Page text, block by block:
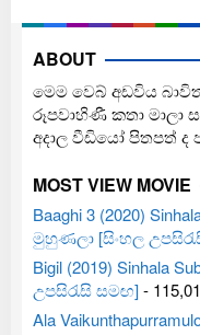
ABOUT
මෙම වෙබ් අඩවිය
රූපවාහිණී කතා මාලා
අදාල වීඩියෝ පිතපත් ද
MOST VIEW MOVIE
Baaghi 3 (2020)
මුහුණලා [සිංහල
Bigil (2019) Sinhala
උපසිරැසි සමඟ]-
Ala